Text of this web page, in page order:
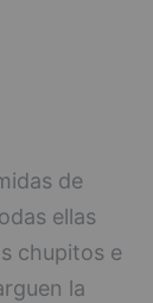
de
ellas
chupitos e
la